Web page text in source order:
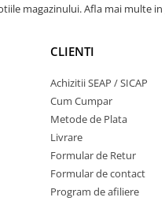
magazinului. Afla mai multe in
CLIENTI
Achizitii SEAP / SICAP
Cum Cumpar
Metode de Plata
Livrare
Formular de Retur
Formular de contact
Program de afiliere